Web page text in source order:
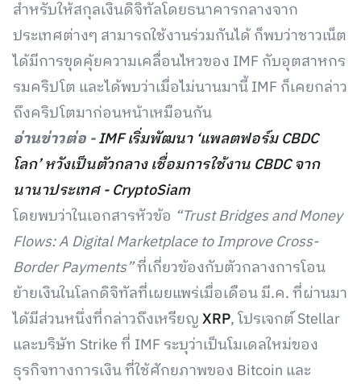
สำหรับให้สกุลเงินดิจิทัลโดยธนาคารกลางจาก
ประเทศต่างๆ สามารถใช้งานร่วมกันได้ ก็พบว่าชาวเน็ต
ได้มีการขุดคุ้ยความเคลื่อนไหวของ IMF กับอุตสาหกร
รมคริปโต และได้พบว่าเมื่อไม่นานมานี้ IMF ก็เคยกล่าว
ถึงคริปโตมาก่อนหน้าเหมือนกัน
อ่านข่าวต่อ -IMF เริ่มพัฒนา ‘แพลตฟอร์ม CBDC
โลก’ หวังเป็นตัวกลาง เชื่อมการใช้งาน CBDC จาก
นานาประเทศ - CryptoSiam
โดยพบว่าในเอกสารหัวข้อ “Trust Bridges and Money
Flows: A Digital Marketplace to Improve Cross-
Border Payments”ที่เกี่ยวข้องกับตัวกลางการโอน
ย้ายเงินในโลกดิจิทัลที่เผยแพร่เมื่อเดือน มี.ค. ที่ผ่านมา
ได้มีส่วนหนึ่งที่กล่าวถึงเหรียญXRP, โปรเจกต์ Stellar
และบริษัท Strike ที่ IMF ระบุว่าเป็นโมเดลใหม่ของ
ธุรกิจทางการเงิน ที่ใช้ศักยภาพของ Bitcoin และ